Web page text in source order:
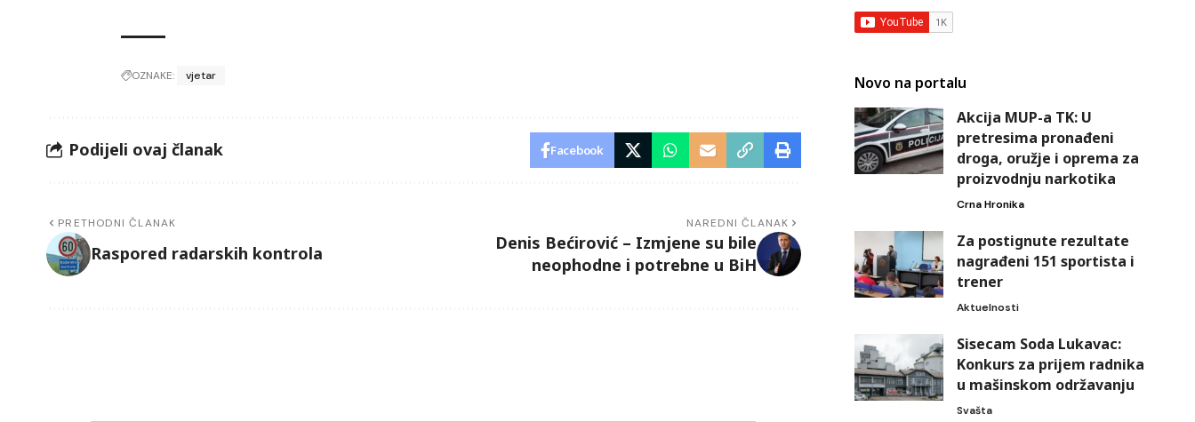
OZNAKE: vjetar
Podijeli ovaj članak Facebook
PRETHODNI ČLANAK
Raspored radarskih kontrola
NAREDNI ČLANAK
Denis Bećirović – Izmjene su bile
neophodne i potrebne u BiH
Novo na portalu
Akcija MUP-a TK: U
pretresima pronađeni
droga, oružje i oprema za
proizvodnju narkotika
Crna Hronika
Za postignute rezultate
nagrađeni 151 sportista i
trener
Aktuelnosti
Sisecam Soda Lukavac:
Konkurs za prijem radnika
u mašinskom održavanju
Svašta